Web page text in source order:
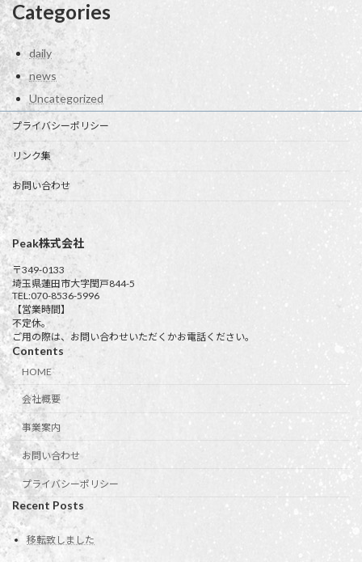
Categories
daily
news
Uncategorized
プライバシーポリシー
リンク集
お問い合わせ
Peak株式会社
〒349-0133
埼玉県蓮田市大字閏戸844-5
TEL:070-8536-5996
【営業時間】
不定休。
ご用の際は、お問い合わせいただくかお電話ください。
Contents
HOME
会社概要
事業案内
お問い合わせ
プライバシーポリシー
Recent Posts
移転致しました